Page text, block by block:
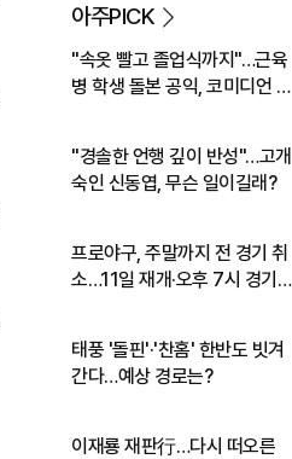
아주PICK
"속옷 빨고 졸업식까지"…근육
병 학생 돌본 공익, 코미디언 김
"경솔한 언행 깊이 반성"…고개
숙인 신동엽, 무슨 일이길래?
프로야구, 주말까지 전 경기 취
소…11일 재개·오후 7시 경기
태풍 '돌핀'·'찬홈' 한반도 빗겨
간다…예상 경로는?
이재룡 재판行…다시 떠오른